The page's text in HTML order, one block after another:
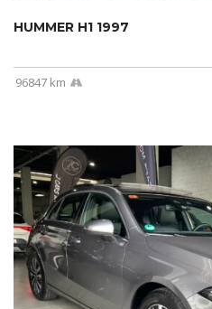
HUMMER H1 1997
96847 km